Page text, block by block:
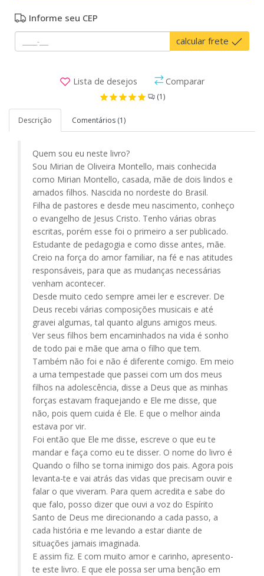
Informe seu CEP
calcular frete
Lista de desejos Comparar
(1)
Descrição Comentários (1)
Quem sou eu neste livro?
Sou Mirian de Oliveira Montello, mais conhecida
como Mirian Montello, casada, mãe de dois lindos e
amados filhos. Nascida no nordeste do Brasil.
Filha de pastores e desde meu nascimento, conheço
o evangelho de Jesus Cristo. Tenho várias obras
escritas, porém esse foi o primeiro a ser publicado.
Estudante de pedagogia e como disse antes, mãe.
Creio na força do amor familiar, na fé e nas atitudes
responsáveis, para que as mudanças necessárias
venham acontecer.
Desde muito cedo sempre amei ler e escrever. De
Deus recebi várias composições musicais e até
gravei algumas, tal quanto alguns amigos meus.
Ver seus filhos bem encaminhados na vida é sonho
de todo pai e mãe que ama o filho que tem.
Também não foi e não é diferente comigo. Em meio
a uma tempestade que passei com um dos meus
filhos na adolescência, disse a Deus que as minhas
forças estavam fraquejando e Ele me disse, que
não, pois quem cuida é Ele. E que o melhor ainda
estava por vir.
Foi então que Ele me disse, escreve o que eu te
mandar e faça como eu te disser. O nome do livro é
Quando o filho se torna inimigo dos pais. Agora pois
levanta-te e vai atrás das vidas que precisam ouvir e
falar o que viveram. Para quem acredita e sabe do
que falo, posso dizer que ouvi a voz do Espírito
Santo de Deus me direcionando a cada passo, a
cada história e me levando a estar diante de
situações jamais imaginada.
E assim fiz. E com muito amor e carinho, apresento-
te este livro. E que ele possa ser uma benção em